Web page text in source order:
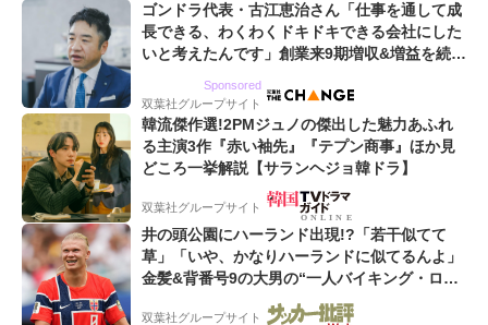
ゴンドラ代表・古江恵治さん「仕事を通して成
長できる、わくわくドキドキできる会社にした
いと考えたんです」創業来9期増収&増益を続け
Sponsored
双葉社グループサイト
韓流傑作選!2PMジュノの傑出した魅力あふれ
る主演3作『赤い袖先』『テプン商事』ほか見
どころ一挙解説【サランヘジョ韓ドラ】
双葉社グループサイト
井の頭公園にハーランド出現!?「若干似てて
草」「いや、かなりハーランドに似てるんよ」
金髪&背番号9の大男の“一人バイキング・ロ
ー”映像が話題!「元気をもらった」
双葉社グループサイト